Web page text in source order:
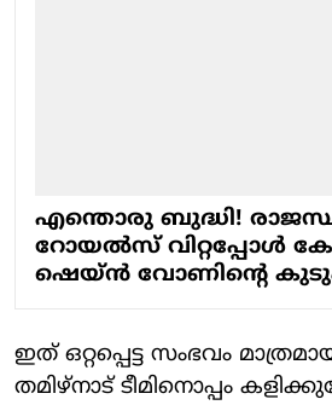
എന്തൊരു ബുദ്ധി!
റോയൽസ് വിറ്റപ്പോൾ
ഷെയ്ന്‍ വോണിന്റെ
ഇത് ഒറ്റപ്പെട്ട സംഭവം
തമിഴ്നാട് ടീമിനൊപ്പം